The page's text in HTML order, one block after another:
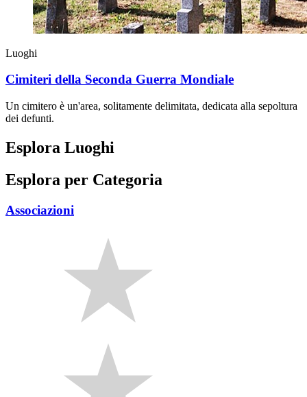
Luoghi
Cimiteri della Seconda Guerra Mondiale
Un cimitero è un'area, solitamente delimitata, dedicata alla sepoltura
dei defunti.
Esplora Luoghi
Esplora per Categoria
Associazioni